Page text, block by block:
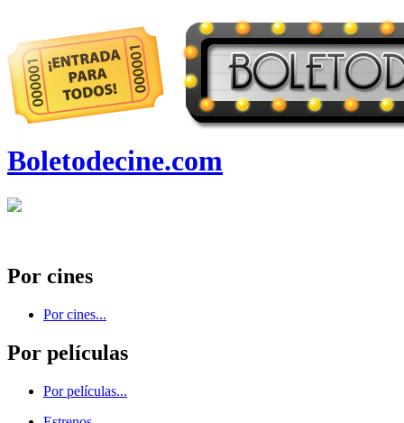
Boletodecine.com
Por cines
Por cines...
Por películas
Por películas...